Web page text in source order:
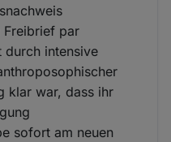
Freibrief par
durch intensive
klar war, dass ihr
sofort am neuen